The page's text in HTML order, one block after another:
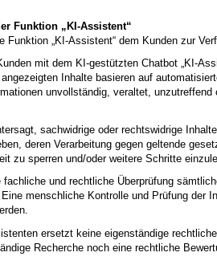
Funktion „KI-Assistent“
Funktion „KI-Assistent“ dem Kunden zur
mit dem KI-gestützten Chatbot „KI-
Inhalte basieren auf
unvollständig, veraltet,
sachwidrige oder rechtswidrige
deren Verarbeitung gegen geltende
zu sperren und/oder weitere Schritte
und rechtliche Überprüfung
menschliche Kontrolle und Prüfung der
ersetzt keine eigenständige
Recherche noch eine rechtliche